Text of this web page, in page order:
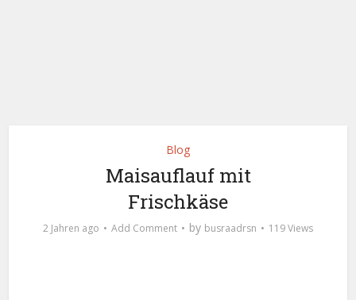
Blog
Maisauflauf mit
Frischkäse
2 Jahren ago Add Comment by busraadrsn 119 Views